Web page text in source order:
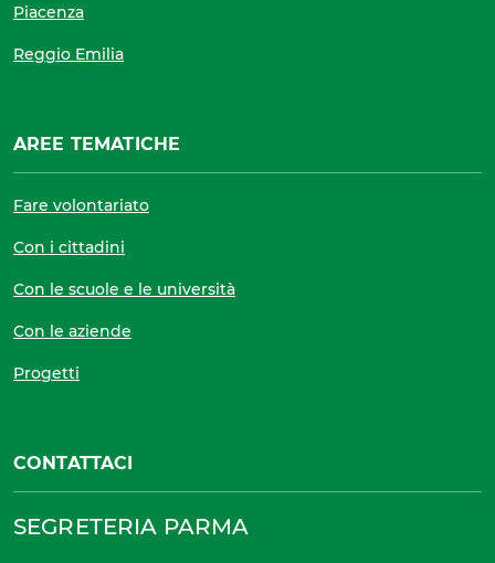
Piacenza
Reggio Emilia
AREE TEMATICHE
Fare volontariato
Con i cittadini
Con le scuole e le università
Con le aziende
Progetti
CONTATTACI
SEGRETERIA PARMA